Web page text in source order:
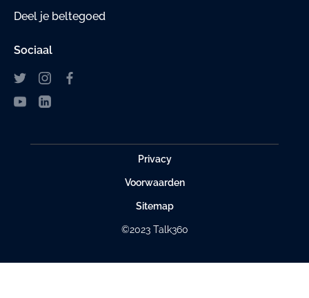
Deel je beltegoed
Sociaal
Privacy
Voorwaarden
Sitemap
©2023 Talk360